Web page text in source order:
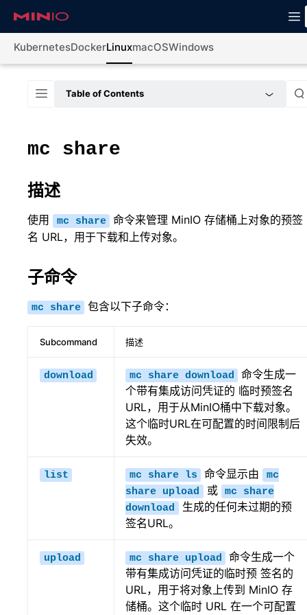
KubernetesDockerLinuxmacOSWindows
Table of Contents
mc share
描述
使用 mc share
命令来管理 MinIO 存储桶上对象的预签
名 URL，用于下载和上传对象。
子命令
mc share 包含以下子命令：
Subcommand 描述
download mc share download
命令生成一
个带有集成访问凭证的 临时预签名
URL，用于从MinIO桶中下载对象。
这个临时URL在可配置的时间限制后
失效。
list mc share ls 命令显示由 mc
share upload 或 mc
share
download 生成的任何未过期的预
签名URL。
upload mc share upload
命令生成一个
带有集成访问凭证的临时预 签名的
URL，用于将对象上传到 MinIO 存
储桶。这个临时 URL 在一个可配置